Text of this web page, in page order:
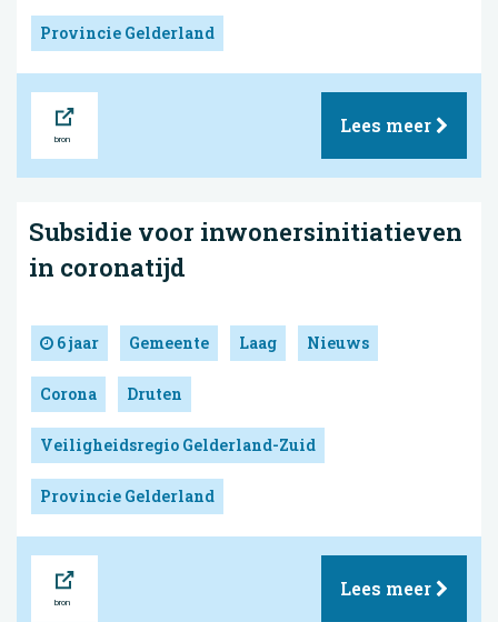
Provincie Gelderland
Lees meer
Subsidie voor inwonersinitiatieven
in coronatijd
6 jaar Gemeente Laag Nieuws
Corona Druten
Veiligheidsregio Gelderland-Zuid
Provincie Gelderland
Lees meer